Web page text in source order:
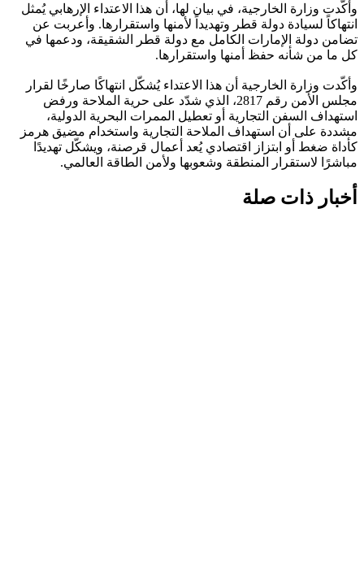
وأكّدت وزارة الخارجية، في بيان لها، أن هذا الاعتداء الإرهابي يُمثل
انتهاكاً لسيادة دولة قطر وتهديداً لأمنها واستقرارها. وأعربت عن
تضامن دولة الإمارات الكامل مع دولة قطر الشقيقة، ودعمها في
كل ما من شأنه حفظ أمنها واستقرارها.
وأكّدت وزارة الخارجية أن هذا الاعتداء يُشكّل انتهاكًا صارخًا لقرار
مجلس الأمن رقم 2817، الذي شدّد على حرية الملاحة ورفض
استهداف السفن التجارية أو تعطيل الممرات البحرية الدولية،
مشددة على أن استهداف الملاحة التجارية واستخدام مضيق هرمز
كأداة ضغط أو ابتزاز اقتصادي يُعد أعمال قرصنة، ويشكّل تهديدًا
مباشرًا لاستقرار المنطقة وشعوبها ولأمن الطاقة العالمي.
أخبار ذات صلة